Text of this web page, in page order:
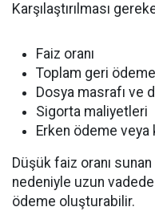
Karşılaştırılması
Faiz oranı
Toplam geri
Dosya masrafı ve
Sigorta maliyetleri
Erken ödeme veya
Düşük faiz oranı
nedeniyle uzun
ödeme oluşturabilir.